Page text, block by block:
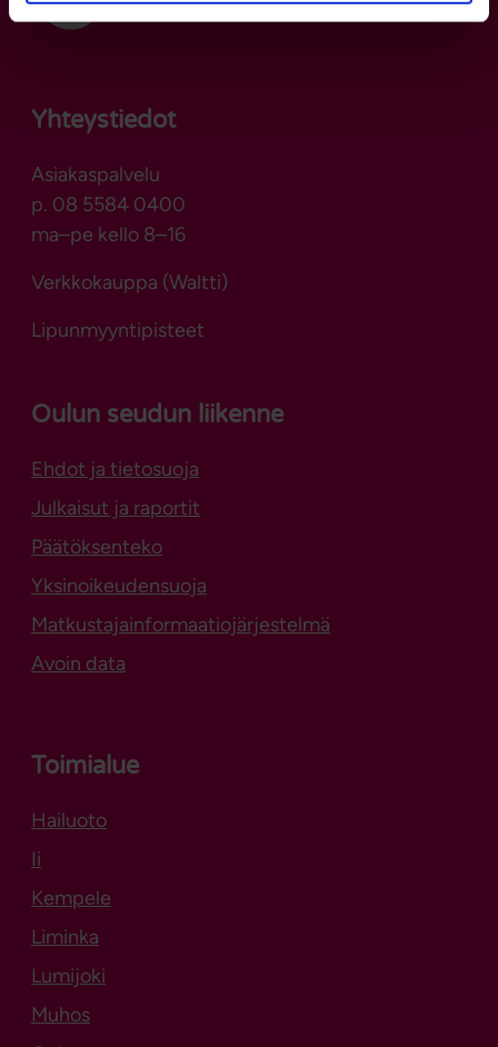
Yhteystiedot
Asiakaspalvelu
p. 08 5584 0400
ma–pe kello 8–16
Verkkokauppa (Waltti)
Lipunmyyntipisteet
Oulun seudun liikenne
Ehdot ja tietosuoja
Julkaisut ja raportit
Päätöksenteko
Yksinoikeudensuoja
Matkustajainformaatiojärjestelmä
Avoin data
Toimialue
Hailuoto
Ii
Kempele
Liminka
Lumijoki
Muhos